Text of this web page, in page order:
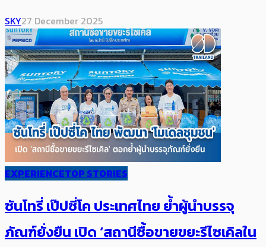
SKY27 December 2025
EXPERIENCETOP STORIES
ซันโทรี่ เป๊ปซี่โค ประเทศไทย ย้ำผู้นำบรรจุ
ภัณฑ์ยั่งยืน เปิด ‘สถานีซื้อขายขยะรีไซเคิลใน